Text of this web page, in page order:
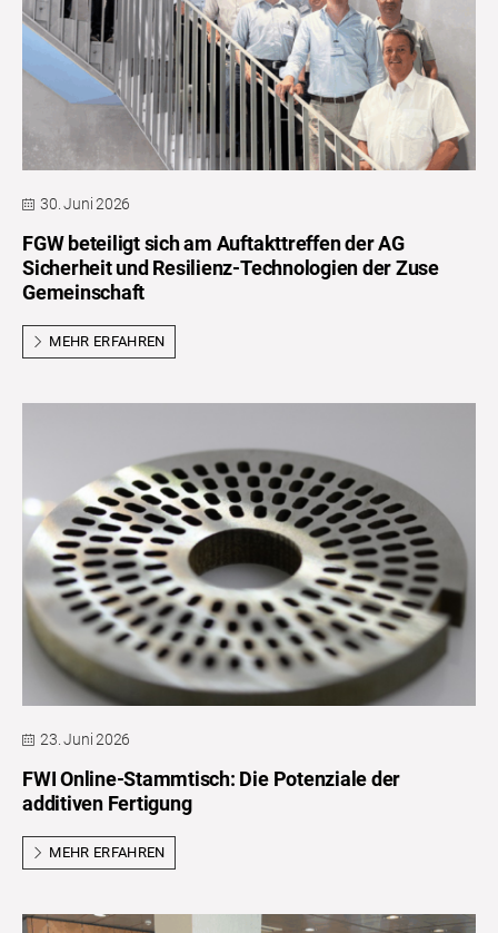
30. Juni 2026
FGW beteiligt sich am Auftakttreffen der AG
Sicherheit und Resilienz-Technologien der Zuse
Gemeinschaft
MEHR ERFAHREN
23. Juni 2026
FWI Online-Stammtisch: Die Potenziale der
additiven Fertigung
MEHR ERFAHREN